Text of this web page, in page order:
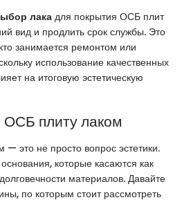
лака для покрытия ОСБ плит
вид и продлить срок службы. Это
занимается ремонтом или
использование качественных
на итоговую эстетическую
ОСБ плиту лаком
это не просто вопрос эстетики.
которые касаются как
материалов. Давайте
по которым стоит рассмотреть